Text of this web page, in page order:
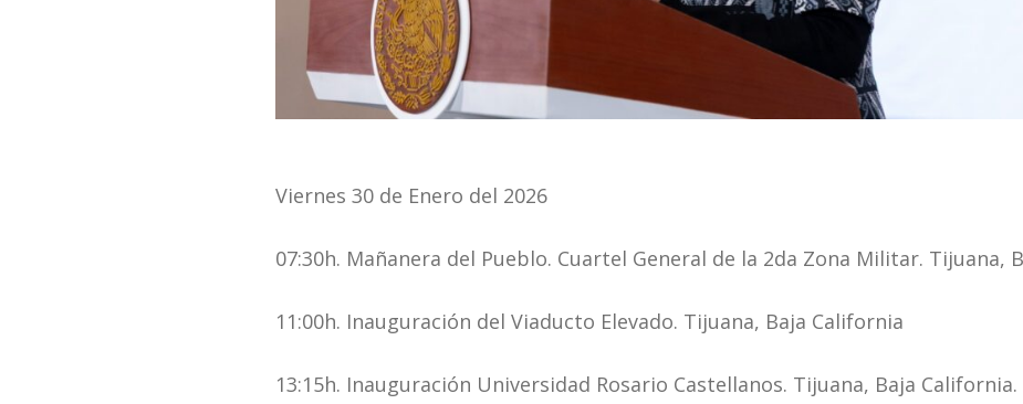
Viernes 30 de Enero del 2026
07:30h. Mañanera del Pueblo. Cuartel General de la 2da Zona Militar. Tijuana,
11:00h. Inauguración del Viaducto Elevado. Tijuana, Baja California
13:15h. Inauguración Universidad Rosario Castellanos. Tijuana, Baja California.